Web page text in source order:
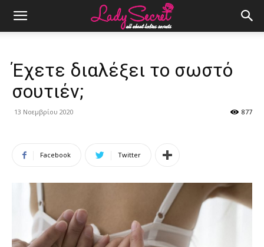
Έχετε διαλέξει το σωστό
σουτιέν;
13 Νοεμβρίου 2020 877
Facebook Twitter